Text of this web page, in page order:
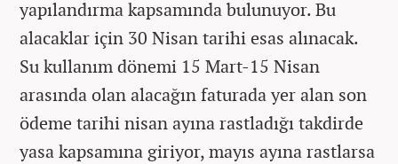
yapılandırma kapsamında bulunuyor. Bu
alacaklar için 30 Nisan tarihi esas alınacak.
Su kullanım dönemi 15 Mart-15 Nisan
arasında olan alacağın faturada yer alan son
ödeme tarihi nisan ayına rastladığı takdirde
yasa kapsamına giriyor, mayıs ayına rastlarsa